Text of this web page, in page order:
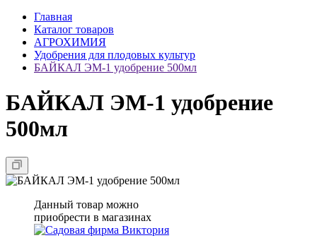
Главная
Каталог товаров
АГРОХИМИЯ
Удобрения для плодовых культур
БАЙКАЛ ЭМ-1 удобрение 500мл
БАЙКАЛ ЭМ-1 удобрение
500мл
Данный товар можно
приобрести в магазинах